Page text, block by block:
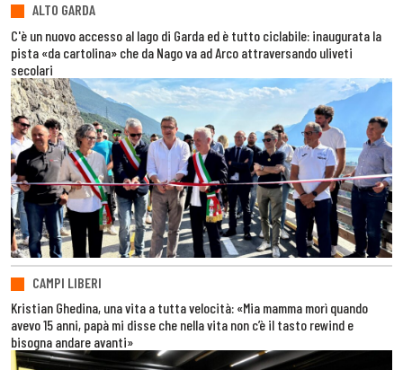
ALTO GARDA
C'è un nuovo accesso al lago di Garda ed è tutto ciclabile: inaugurata la
pista «da cartolina» che da Nago va ad Arco attraversando uliveti
secolari
CAMPI LIBERI
Kristian Ghedina, una vita a tutta velocità: «Mia mamma morì quando
avevo 15 anni, papà mi disse che nella vita non c’è il tasto rewind e
bisogna andare avanti»